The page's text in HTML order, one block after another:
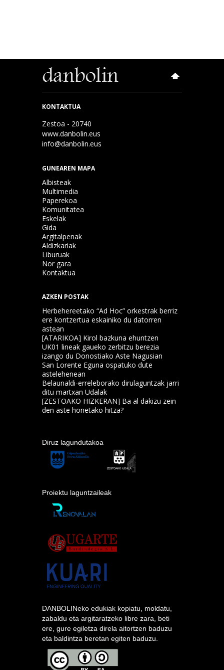
KONTAKTUA
Zestoa - 20740
www.danbolin.eus
info@danbolin.eus
GUNEAREN MAPA
Albisteak
Multimedia
Paperekoa
Komunitatea
Eskelak
Gida
Argitalpenak
Aldizkariak
Liburuak
Nor gara
Kontaktua
AZKEN POSTAK
Herbehereetako “Ad Hoc” orkestrak berriz
ere kontzertua eskainiko du datorren
astean
[ATARIKOA] Kirol bazkuna ehuntzen
UK01 lineak gaueko zerbitzu berezia
izango du Donostiako Aste Nagusian
San Lorente Eguna ospatuko dute
astelehenean
Belaunaldi-erreleborako dirulaguntzak jarri
ditu martxan Udalak
[ZESTOAKO HIZKERAN] Ba al dakizu zein
den aste honetako hitza?
Diruz lagundutakoa
Proiektu laguntzaileak
DANBOLINeko edukiak kopiatu, moldatu,
zabaldu eta argitaratzeko libre zara, beti
ere, gure egiletza direla aitortzen baduzu
eta baldintza beretan egiten baduzu.